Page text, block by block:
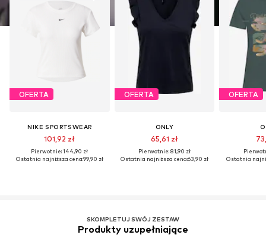
OFERTA
NIKE SPORTSWEAR
101,92 zł
Pierwotnie: 144,90 zł
Ostatnia najniższa cena:99,90 zł
OFERTA
ONLY
65,61 zł
Pierwotnie: 81,90 zł
Ostatnia najniższa cena:63,90 zł
OFERTA
Ostatnia
SKOMPLETUJ SWÓJ ZESTAW
Produkty uzupełniające